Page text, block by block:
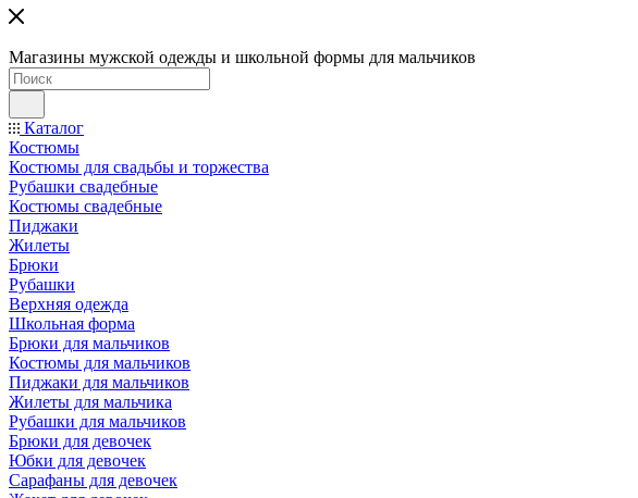
Магазины мужской одежды и школьной формы для мальчиков
Каталог
Костюмы
Костюмы для свадьбы и торжества
Рубашки свадебные
Костюмы свадебные
Пиджаки
Жилеты
Брюки
Рубашки
Верхняя одежда
Школьная форма
Брюки для мальчиков
Костюмы для мальчиков
Пиджаки для мальчиков
Жилеты для мальчика
Рубашки для мальчиков
Брюки для девочек
Юбки для девочек
Сарафаны для девочек